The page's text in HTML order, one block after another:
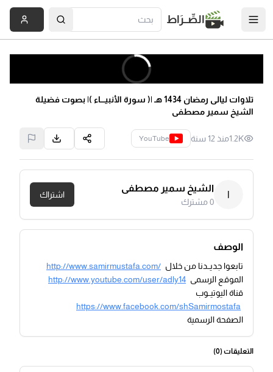
الصِّــرَاط
تلاوات ليالى رمضان 1434 هـ |( سورة الأنبيــــاء )| بصوت فضيلة
الشيخ سمير مصطفى
1.2Kمنذ 12 سنة YouTube
ا
الشيخ سمير مصطفى
0مشترك
اشتراك
الوصف
تابعوا جديــدنا من خلال http://www.samirmustafa.com/
الموقع الرسمى http://www.youtube.com/user/adly14
قناة اليوتيــوب
https://www.facebook.com/shSamirmostafa
الصفحة الرسمية
التعليقات (0
)